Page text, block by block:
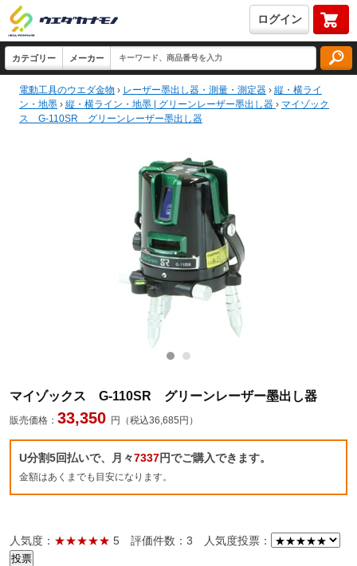
ログイン
電動工具のウエダ金物 › レーザー墨出し器・測量・測定器 › 縦・横ライ
ン・地墨 › 縦・横ライン・地墨 | グリーンレーザー墨出し器 › マイゾック
ス G-110SR グリーンレーザー墨出し器
マイゾックス G-110SR グリーンレーザー墨出し器
販売価格： 33,350 円（税込36,685円）
U分割5回払いで、月々7337円でご購入できます。
金額はあくまでも目安になります。
人気度： ★★★★★ 5 評価件数：3 人気度投票：